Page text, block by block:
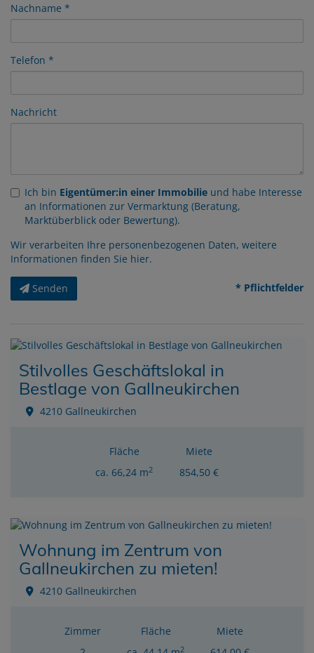
Nachname
Telefon
Nachricht
Ich bin Eigentümer:in einer Immobilie und habe Interesse
an Informationen zur Vermarktung (Beratung,
Marktüberblick oder Bewertung).
Wir verarbeiten Ihre personenbezogenen Daten, weitere
Informationen finden Sie hier.
Senden * Pflichtfelder
Stilvolles Geschäftslokal in
Bestlage von Gallneukirchen
4210 Gallneukirchen
Fläche
ca. 66,24 m2
Miete
854,50 €
Wohnung im Zentrum von
Gallneukirchen zu mieten!
4210 Gallneukirchen
Zimmer
Fläche
2
Miete